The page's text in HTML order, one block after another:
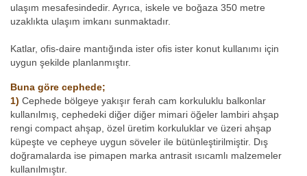
ulaşım mesafesindedir. Ayrıca, iskele ve boğaza 350 metre
uzaklıkta ulaşım imkanı sunmaktadır.
Katlar, ofis-daire mantığında ister ofis ister konut kullanımı için
uygun şekilde planlanmıştır.
Buna göre cephede;
1) Cephede bölgeye yakışır ferah cam korkuluklu balkonlar
kullanılmış, cephedeki diğer diğer mimari öğeler lambiri ahşap
rengi compact ahşap, özel üretim korkuluklar ve üzeri ahşap
küpeşte ve cepheye uygun söveler ile bütünleştirilmiştir. Dış
doğramalarda ise pimapen marka antrasit ısıcamlı malzemeler
kullanılmıştır.